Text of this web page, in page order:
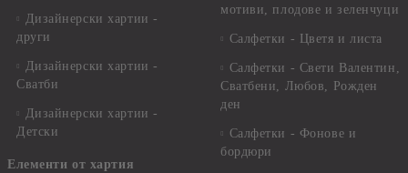
Дизайнерски хартии -
други
Дизайнерски хартии -
Сватби
Дизайнерски хартии -
Детски
Елементи от хартия
мотиви, плодове и зеленчуци
Салфетки - Цветя и листа
Салфетки - Свети Валентин,
Сватбени, Любов, Рожден
ден
Салфетки - Фонове и
бордюри